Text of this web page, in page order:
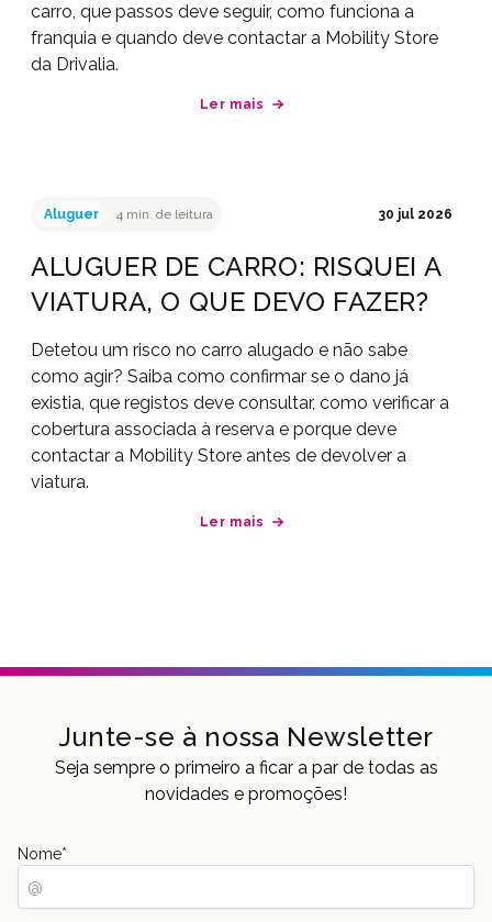
carro, que passos deve seguir, como funciona a
franquia e quando deve contactar a Mobility Store
da Drivalia.
Ler mais
Aluguer 4 min. de leitura 30 jul 2026
ALUGUER DE CARRO: RISQUEI A
VIATURA, O QUE DEVO FAZER?
Detetou um risco no carro alugado e não sabe
como agir? Saiba como confirmar se o dano já
existia, que registos deve consultar, como verificar a
cobertura associada à reserva e porque deve
contactar a Mobility Store antes de devolver a
viatura.
Ler mais
Junte-se à nossa Newsletter
Seja sempre o primeiro a ficar a par de todas as
novidades e promoções!
Nome*